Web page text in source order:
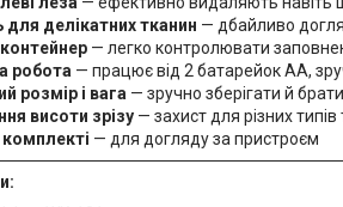
для делікатних тканин — дбайливо
— легко контролювати
робота — працює від 2 батарейок AA,
розмір і вага — зручно зберігати й
висоти зрізу — захист для різних типів
— для догляду за пристроєм